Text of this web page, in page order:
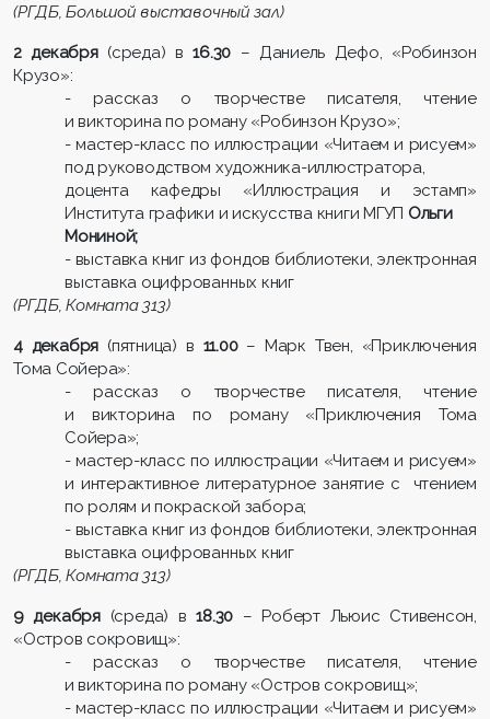
(РГДБ, Большой выставочный зал)
2 декабря (среда) в16.30 – Даниель Дефо, «Робинзон
Крузо»:
- рассказ о творчестве писателя, чтение
и викторина по роману «Робинзон Крузо»;
- мастер-класс по иллюстрации «Читаем и рисуем»
под руководством художника-иллюстратора,
доцента кафедры «Иллюстрация и эстамп»
Института графики и искусства книги МГУП Ольги
Мониной;
- выставка книг из фондов библиотеки, электронная
выставка оцифрованных книг
(РГДБ, Комната 313)
4 декабря (пятница) в 11.00– Марк Твен, «Приключения
Тома Сойера»:
- рассказ о творчестве писателя, чтение
и викторина по роману «Приключения Тома
Сойера»;
- мастер-класс по иллюстрации «Читаем и рисуем»
и интерактивное литературное занятие с чтением
по ролям и покраской забора;
- выставка книг из фондов библиотеки, электронная
выставка оцифрованных книг
(РГДБ, Комната 313)
9 декабря(среда) в18.30 – Роберт Льюис Стивенсон,
«Остров сокровищ»:
- рассказ о творчестве писателя, чтение
и викторина по роману «Остров сокровищ»;
- мастер-класс по иллюстрации «Читаем и рисуем»